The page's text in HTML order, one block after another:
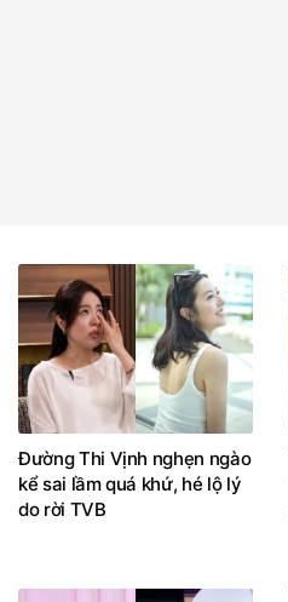
Đường Thi Vịnh nghẹn ngào
kể sai lầm quá khứ, hé lộ lý
do rời TVB